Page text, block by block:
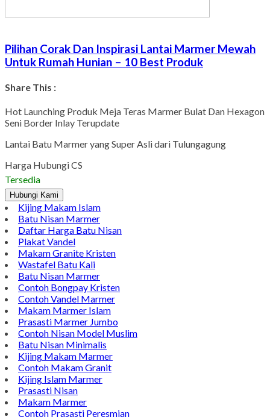
Pilihan Corak Dan Inspirasi Lantai Marmer Mewah
Untuk Rumah Hunian – 10 Best Produk
Share This :
WhatsApp
Pinterest
LinkedIn
Tumblr
Gmail
Hot Launching Produk Meja Teras Marmer Bulat Dan Hexagon
Seni Border Inlay Terupdate
Lantai Batu Marmer yang Super Asli dari Tulungagung
Harga Hubungi CS
Tersedia
Hubungi Kami
Kijing Makam Islam
Batu Nisan Marmer
Daftar Harga Batu Nisan
Plakat Vandel
Makam Granite Kristen
Wastafel Batu Kali